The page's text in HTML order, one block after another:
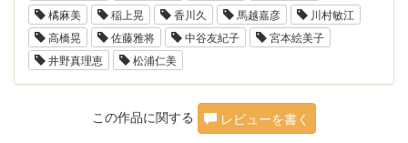
橘麻美
稲上晃 香川久 馬越嘉彦
川村敏江
高橋晃
佐藤雅将 中谷友紀子
宮本絵美子
井野真理恵
松浦仁美
この作品に関する レビューを書く